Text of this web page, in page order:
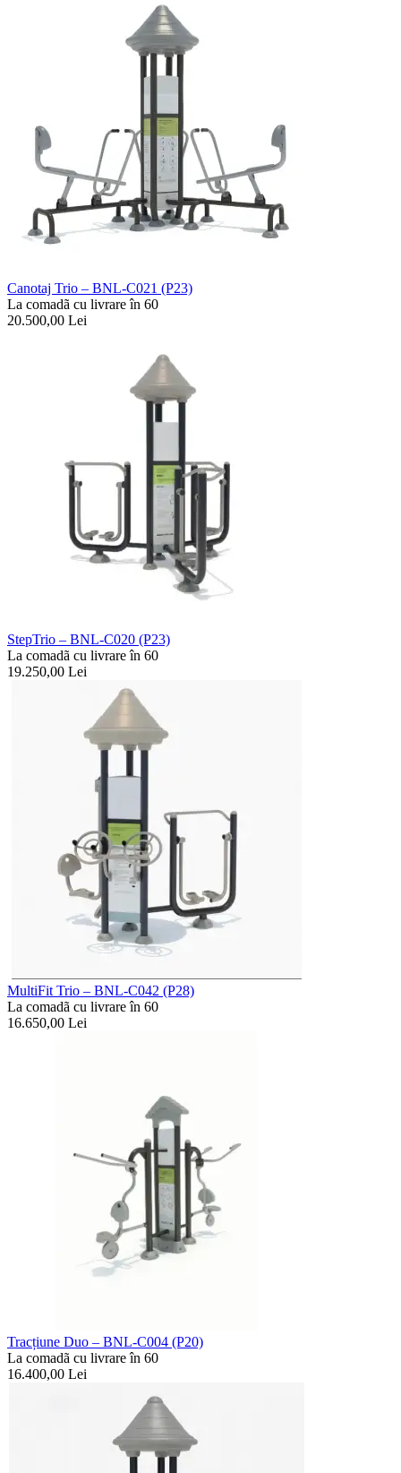
Canotaj Trio – BNL-C021 (P23)
La comadã cu livrare în 60
20.500,00 Lei
StepTrio – BNL-C020 (P23)
La comadã cu livrare în 60
19.250,00 Lei
MultiFit Trio – BNL-C042 (P28)
La comadã cu livrare în 60
16.650,00 Lei
Tracțiune Duo – BNL-C004 (P20)
La comadã cu livrare în 60
16.400,00 Lei